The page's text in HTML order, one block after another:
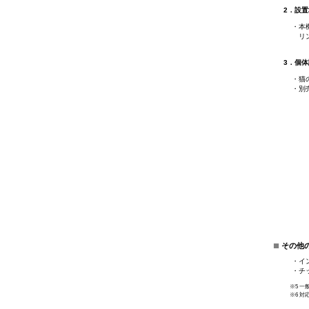
2．設
・
リ
3．個
・
・
■ その他
・
・
※5 一
※6 対